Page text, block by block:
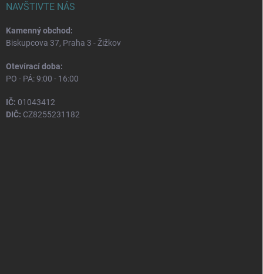
NAVŠTIVTE NÁS
Kamenný obchod:
Biskupcova 37, Praha 3 - Žižkov
Otevírací doba:
PO - PÁ: 9:00 - 16:00
IČ: 01043412
DIČ: CZ8255231182